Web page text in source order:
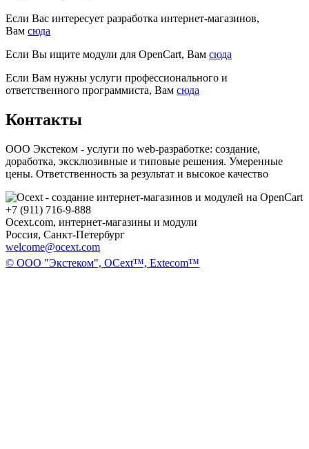
Если Вас интересует разработка интернет-магазинов,
Вам сюда
Если Вы ищите модули для OpenCart, Вам сюда
Если Вам нужны услуги профессионального и
ответственного программиста, Вам сюда
Контакты
ООО Экстеком - услуги по web-разработке: создание,
доработка, эксклюзивные и типовые решения. Умеренные
цены. Ответственность за результат и высокое качество
+7 (911) 716-9-888
Ocext.com, интернет-магазины и модули
Россия, Санкт-Петербург
welcome@ocext.com
© ООО "Экстеком", OCext™, Extecom™